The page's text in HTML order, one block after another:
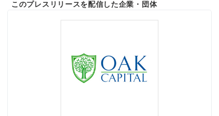
このプレスリリースを配信した企業・団体